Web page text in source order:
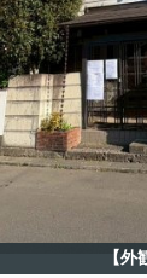
【外